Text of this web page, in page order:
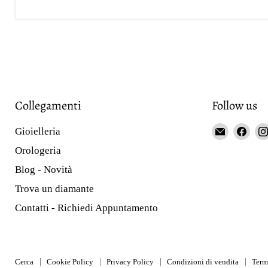
Collegamenti
Gioielleria
Orologeria
Blog - Novità
Trova un diamante
Contatti - Richiedi Appuntamento
Follow us
EmailFind
Cerca Cookie Policy Privacy Policy Condizioni di vendita